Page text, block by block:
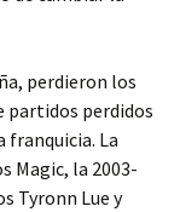
perdieron los
partidos perdidos
franquicia. La
Magic, la 2003-
Tyronn Lue y